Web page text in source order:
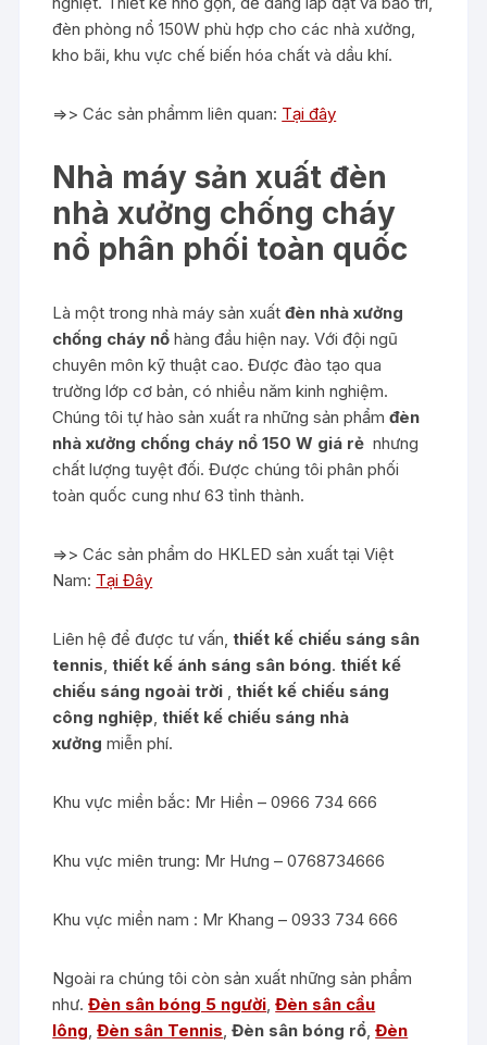
đèn phòng nổ 150W phù hợp cho các nhà xưởng,
kho bãi, khu vực chế biến hóa chất và dầu khí.
=>> Các sản phẩmm liên quan: Tại đây
Nhà máy sản xuất đèn
nhà xưởng chống cháy
nổ phân phối toàn quốc
Là một trong nhà máy sản xuấtđèn nhà xưởng
chống cháy nổ hàng đầu hiện nay. Với đội ngũ
chuyên môn kỹ thuật cao. Được đào tạo qua
trường lớp cơ bản, có nhiều năm kinh nghiệm.
Chúng tôi tự hào sản xuất ra những sản phẩmđèn
nhà xưởng chống cháy nổ 150 W giá rẻnhưng
chất lượng tuyệt đối. Được chúng tôi phân phối
toàn quốc cung như 63 tỉnh thành.
=>> Các sản phẩm do HKLED sản xuất tại Việt
Nam: Tại Đây
Liên hệ để được tư vấn,thiết kế chiếu sáng sân
tennis,thiết kế ánh sáng sân bóng.thiết kế
chiếu sáng ngoài trời ,thiết kế chiếu sáng
công nghiệp,thiết kế chiếu sáng nhà
xưởng miễn phí.
Khu vực miền bắc: Mr Hiền – 0966 734 666
Khu vực miên trung: Mr Hưng – 0768734666
Khu vực miền nam : Mr Khang – 0933 734 666
Ngoài ra chúng tôi còn sản xuất những sản phẩm
như.Đèn sân bóng 5 người,Đèn sân cầu
lông,Đèn sân Tennis,Đèn sân bóng rổ,Đèn